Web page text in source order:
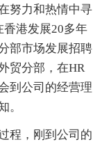
努力和热情中寻
港发展20多年
部市场发展招聘
贸分部，在HR
到公司的经营理
。
程，刚到公司的